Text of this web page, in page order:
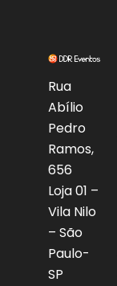
Rua
Abílio
Pedro
Ramos,
656
Loja 01 –
Vila Nilo
– São
Paulo-
SP